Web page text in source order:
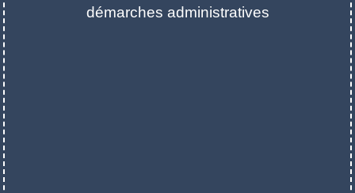
démarches administratives